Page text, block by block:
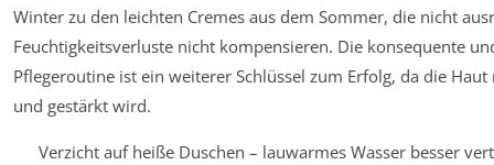
Winter zu den leichten Cremes aus dem Sommer, die nicht
Feuchtigkeitsverluste nicht kompensieren. Die konsequente
Pflegeroutine ist ein weiterer Schlüssel zum Erfolg, da die
und gestärkt wird.
Verzicht auf heiße Duschen – lauwarmes Wasser besser